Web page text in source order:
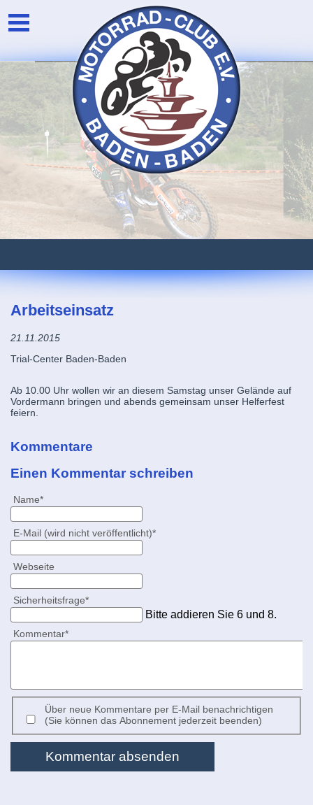
Arbeitseinsatz
21.11.2015
Trial-Center Baden-Baden
Ab 10.00 Uhr wollen wir an diesem Samstag unser Gelände auf
Vordermann bringen und abends gemeinsam unser Helferfest
feiern.
Kommentare
Einen Kommentar schreiben
Pflichtfeld
Name*
Pflichtfeld
E-Mail (wird nicht veröffentlicht)*
Webseite
Pflichtfeld
Sicherheitsfrage*
Bitte addieren Sie 6 und 8.
Pflichtfeld
Kommentar*
Über neue Kommentare per E-Mail benachrichtigen
(Sie können das Abonnement jederzeit beenden)
Kommentar absenden
Unser Verein
Die Vorstandschaft
Newsarchiv
Eventarchiv